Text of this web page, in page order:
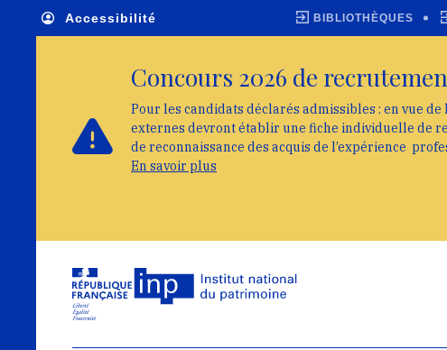
Accessibilité BIBLIOTHÈQUES
Concours 2026 de
Pour les candidats déclarés admissibles : en vue
externes devront établir une fiche individuelle de
de reconnaissance des acquis de l’expérience
En savoir plus